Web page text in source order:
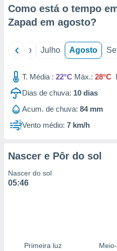
1199
Como está o tempo
Zapad em agosto?
Junho Julho Agosto
T. Média : 22°C Máx.: 28°C
Dias de chuva: 10 dias
Acum. de chuva: 84 mm
Vento médio: 7 km/h
Nascer e Pôr do sol
Nascer do sol
05:46
Primeira luz